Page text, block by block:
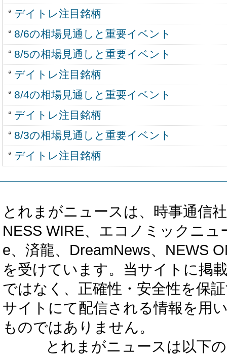
デイトレ注目銘柄
8/6の相場見通しと重要イベント
8/5の相場見通しと重要イベント
デイトレ注目銘柄
8/4の相場見通しと重要イベント
デイトレ注目銘柄
8/3の相場見通しと重要イベント
デイトレ注目銘柄
とれまがニュースは、時事通信
NESS WIRE、エコノミックニ
e、済龍、DreamNews、NEWS
を受けています。当サイトに掲
ではなく、正確性・安全性を保
サイトにて配信される情報を用
ものではありません。
とれまがニュースは以下